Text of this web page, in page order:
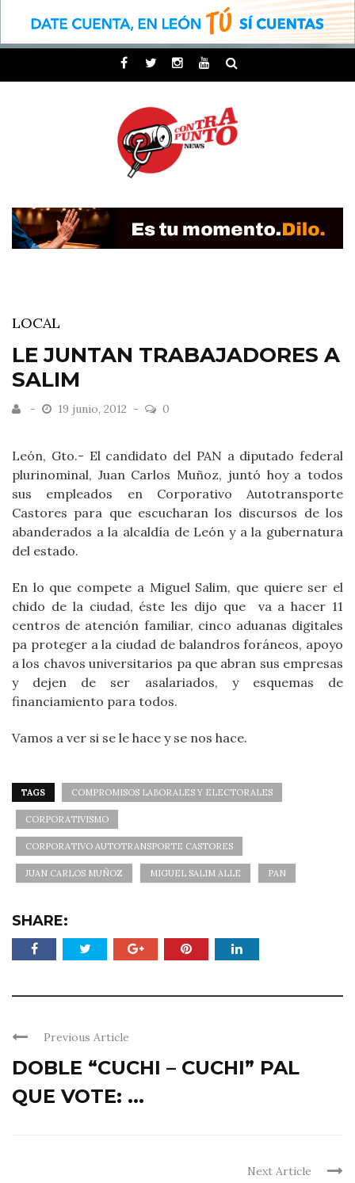
LOCAL
LE JUNTAN TRABAJADORES A
SALIM
19 junio, 2012 0
León, Gto.- El candidato del PAN a diputado federal
plurinominal, Juan Carlos Muñoz, juntó hoy a todos
sus empleados en Corporativo Autotransporte
Castores para que escucharan los discursos de los
abanderados a la alcaldía de León y a la gubernatura
del estado.
En lo que compete a Miguel Salim, que quiere ser el
chido de la ciudad, éste les dijo que va a hacer 11
centros de atención familiar, cinco aduanas digitales
pa proteger a la ciudad de balandros foráneos, apoyo
a los chavos universitarios pa que abran sus empresas
y dejen de ser asalariados, y esquemas de
financiamiento para todos.
Vamos a ver si se le hace y se nos hace.
TAGS COMPROMISOS LABORALES Y ELECTORALES
CORPORATIVISMO
CORPORATIVO AUTOTRANSPORTE CASTORES
JUAN CARLOS MUÑOZ MIGUEL SALIM ALLE PAN
SHARE:
Previous Article
DOBLE “CUCHI – CUCHI” PAL
QUE VOTE: ...
Next Article